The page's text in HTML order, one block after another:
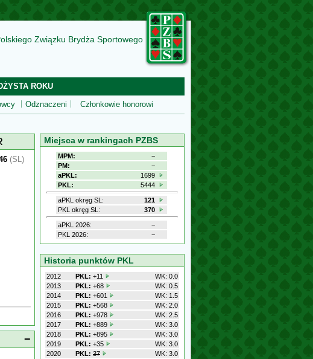
Związku Brydża Sportowego
ROKU
Odznaczeni Członkowie honorowi
(SL)
−
Miejsca w rankingach PZBS
MPM:
−
PM:
−
aPKL:
1699
PKL:
5444
aPKL okręg SL:
121
PKL okręg SL:
370
aPKL 2026:
−
PKL 2026:
−
Historia punktów PKL
2012 PKL: +11
WK: 0.0
2013
PKL: +68
WK: 0.5
2014
PKL: +601
WK: 1.5
2015
PKL: +568
WK: 2.0
2016
PKL: +978
WK: 2.5
2017
PKL: +889
WK: 3.0
2018
PKL: +895
WK: 3.0
2019
PKL: +35
WK: 3.0
2020
PKL: 37
WK: 3.0